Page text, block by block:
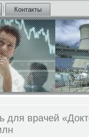
Контакты
для врачей